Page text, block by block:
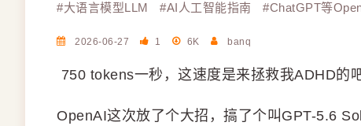
#大语言模型LLM #AI人工智能指南 #ChatGPT等
2026-06-27 1 6K banq
750 tokens一秒，这速度是来拯救我ADHD的
OpenAI这次放了个大招，搞了个叫GPT-5.6